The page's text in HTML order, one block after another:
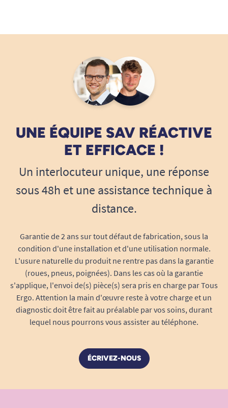
UNE ÉQUIPE SAV RÉACTIVE
ET EFFICACE !
Un interlocuteur unique, une réponse
sous 48h et une assistance technique à
distance.
Garantie de 2 ans sur tout défaut de fabrication, sous la
condition d'une installation et d'une utilisation normale.
L'usure naturelle du produit ne rentre pas dans la garantie
(roues, pneus, poignées). Dans les cas où la garantie
s'applique, l'envoi de(s) pièce(s) sera pris en charge par Tous
Ergo. Attention la main d'œuvre reste à votre charge et un
diagnostic doit être fait au préalable par vos soins, durant
lequel nous pourrons vous assister au téléphone.
ÉCRIVEZ-NOUS